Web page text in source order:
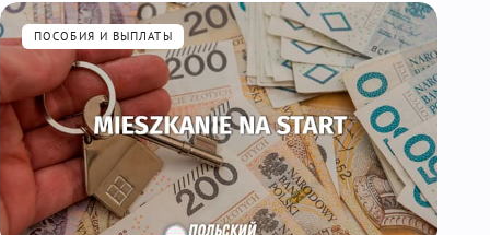
ПОСОБИЯ И ВЫПЛАТЫ